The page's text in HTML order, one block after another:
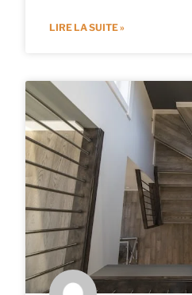
LIRE LA SUITE »